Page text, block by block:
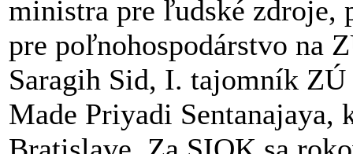
ministra pre ľudské zdroje,
pre poľnohospodárstvo na
Saragih Sid, I. tajomník
Made Priyadi Sentanajaya,